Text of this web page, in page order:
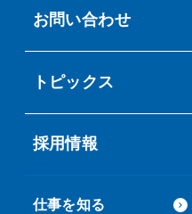
お問い合わせ
トピックス
採用情報
仕事を知る